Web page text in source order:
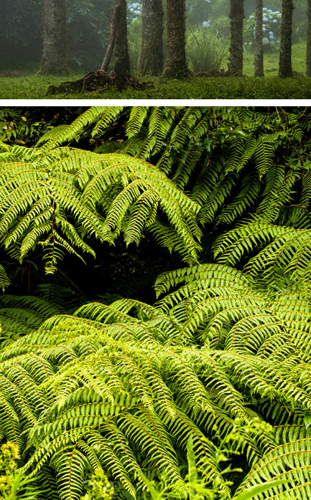
BR | MONTE VERDE, MG
2022